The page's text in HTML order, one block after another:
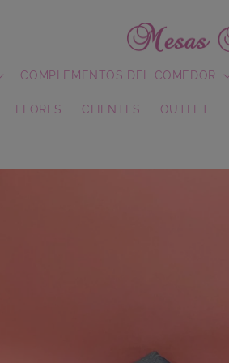
COMPLEMENTOS DEL COMEDOR
FLORES CLIENTES OUTLET